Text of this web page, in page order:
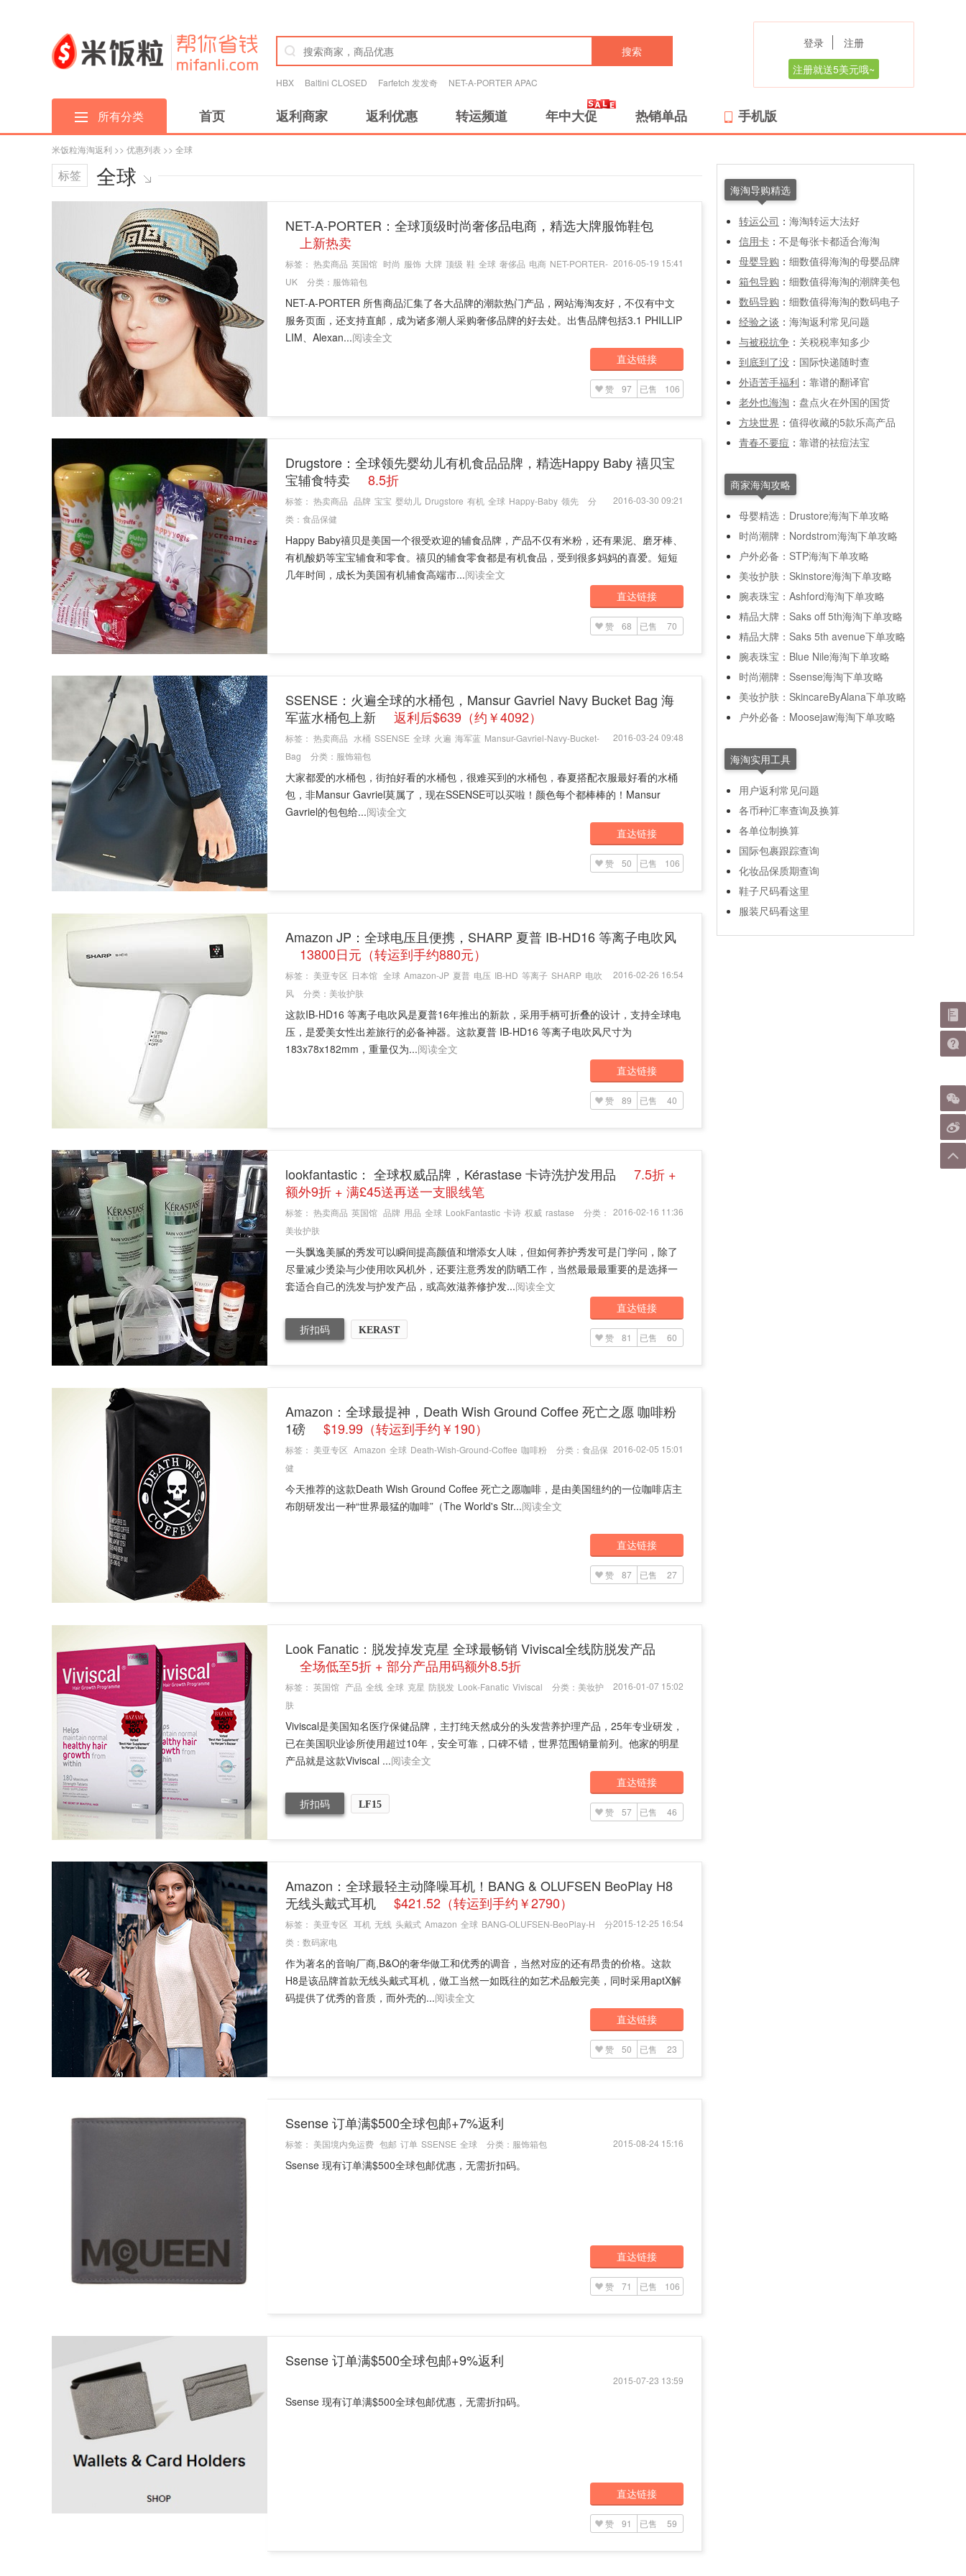
搜索
HBX Baltini CLOSED Farfetch 发发奇 NET-A-PORTER APAC
登录
注册
注册就送5美元哦~
所有分类 首页 返利商家 返利优惠 转运频道 年中大促 热销单品 手机版
米饭粒海淘返利 >> 优惠列表 >> 全球
标签 全球
NET-A-PORTER：全球顶级时尚奢侈品电商，精选大牌服饰鞋包
上新热卖
2016-05-19 15:41
标签： 热卖商品 英国馆 时尚 服饰 大牌 顶级 鞋 全球 奢侈品 电商 NET-PORTER-
UK
分类： 服饰箱包
NET-A-PORTER 所售商品汇集了各大品牌的潮款热门产品，网站海淘友好，不仅有中文
服务页面，还支持直邮，成为诸多潮人采购奢侈品牌的好去处。出售品牌包括3.1 PHILLIP
LIM、Alexan...阅读全文
直达链接
赞 97 已售 106
Drugstore：全球领先婴幼儿有机食品品牌，精选Happy Baby 禧贝宝
宝辅食特卖
8.5折
2016-03-30 09:21
标签： 热卖商品 品牌 宝宝 婴幼儿 Drugstore 有机 全球 Happy-Baby 领先
分
类： 食品保健
Happy Baby禧贝是美国一个很受欢迎的辅食品牌，产品不仅有米粉，还有果泥、磨牙棒、
有机酸奶等宝宝辅食和零食。禧贝的辅食零食都是有机食品，受到很多妈妈的喜爱。短短
几年时间，成长为美国有机辅食高端市...阅读全文
直达链接
赞 68 已售 70
SSENSE：火遍全球的水桶包，Mansur Gavriel Navy Bucket Bag 海
军蓝水桶包上新
返利后$639（约￥4092）
2016-03-24 09:48
标签： 热卖商品 水桶 SSENSE 全球 火遍 海军蓝 Mansur-Gavriel-Navy-Bucket-
Bag
分类： 服饰箱包
大家都爱的水桶包，街拍好看的水桶包，很难买到的水桶包，春夏搭配衣服最好看的水桶
包，非Mansur Gavriel莫属了，现在SSENSE可以买啦！颜色每个都棒棒的！Mansur
Gavriel的包包给...阅读全文
直达链接
赞 50 已售 106
Amazon JP：全球电压且便携，SHARP 夏普 IB-HD16 等离子电吹风
13800日元（转运到手约880元）
2016-02-26 16:54
标签： 美亚专区 日本馆 全球 Amazon-JP 夏普 电压 IB-HD 等离子 SHARP 电吹
风
分类： 美妆护肤
这款IB-HD16 等离子电吹风是夏普16年推出的新款，采用手柄可折叠的设计，支持全球电
压，是爱美女性出差旅行的必备神器。这款夏普 IB-HD16 等离子电吹风尺寸为
183x78x182mm，重量仅为...阅读全文
直达链接
赞 89 已售 40
lookfantastic： 全球权威品牌，Kérastase ​卡诗洗护发用品
7.5折 +
额外9折 + 满£45送再送一支眼线笔
2016-02-16 11:36
标签： 热卖商品 英国馆 品牌 用品 全球 LookFantastic 卡诗 权威 rastase
分类：
美妆护肤
一头飘逸美腻的秀发可以瞬间提高颜值和增添女人味，但如何养护秀发可是门学问，除了
尽量减少烫染与少使用吹风机外，还要注意秀发的防晒工作，当然最最最重要的是选择一
套适合自己的洗发与护发产品，或高效滋养修护发...阅读全文
折扣码 KERAST
直达链接
赞 81 已售 60
Amazon：全球最提神，Death Wish Ground Coffee 死亡之愿 咖啡粉
1磅
$19.99（转运到手约￥190）
2016-02-05 15:01
标签： 美亚专区 Amazon 全球 Death-Wish-Ground-Coffee 咖啡粉 分类： 食品保
健
今天推荐的这款Death Wish Ground Coffee 死亡之愿咖啡，是由美国纽约的一位咖啡店主
布朗研发出一种“世界最猛的咖啡”（The World's Str...阅读全文
直达链接
赞 87 已售 27
Look Fanatic：脱发掉发克星 全球最畅销 Viviscal全线防脱发产品
全场低至5折 + 部分产品用码额外8.5折
2016-01-07 15:02
标签： 英国馆 产品 全线 全球 克星 防脱发 Look-Fanatic Viviscal 分类： 美妆护
肤
Viviscal是美国知名医疗保健品牌，主打纯天然成分的头发营养护理产品，25年专业研发，
已在美国职业诊所使用超过10年，安全可靠，口碑不错，世界范围销量前列。他家的明星
产品就是这款Viviscal ...阅读全文
折扣码 LF15
直达链接
赞 57 已售 46
Amazon：全球最轻主动降噪耳机！BANG & OLUFSEN BeoPlay H8
无线头戴式耳机
$421.52（转运到手约￥2790）
2015-12-25 16:54
标签： 美亚专区 耳机 无线 头戴式 Amazon 全球 BANG-OLUFSEN-BeoPlay-H
分
类： 数码家电
作为著名的音响厂商,B&O的奢华做工和优秀的调音，当然对应的还有昂贵的价格。这款
H8是该品牌首款无线头戴式耳机，做工当然一如既往的如艺术品般完美，同时采用aptX解
码提供了优秀的音质，而外壳的...阅读全文
直达链接
赞 50 已售 23
Ssense 订单满$500全球包邮+7%返利
2015-08-24 15:16
标签： 美国境内免运费 包邮 订单 SSENSE 全球 分类： 服饰箱包
Ssense 现有订单满$500全球包邮优惠，无需折扣码。
直达链接
赞 71 已售 106
Ssense 订单满$500全球包邮+9%返利
2015-07-23 13:59
Ssense 现有订单满$500全球包邮优惠，无需折扣码。
直达链接
赞 91 已售 59
海淘导购精选
转运公司 ： 海淘转运大法好
信用卡 ： 不是每张卡都适合海淘
母婴导购 ： 细数值得海淘的母婴品牌
箱包导购 ： 细数值得海淘的潮牌美包
数码导购 ： 细数值得海淘的数码电子
经验之谈 ： 海淘返利常见问题
与被税抗争 ： 关税税率知多少
到底到了没 ： 国际快递随时查
外语苦手福利 ： 靠谱的翻译官
老外也海淘 ： 盘点火在外国的国货
方块世界 ： 值得收藏的5款乐高产品
青春不要痘 ： 靠谱的祛痘法宝
商家海淘攻略
母婴精选：Drustore海淘下单攻略
时尚潮牌：Nordstrom海淘下单攻略
户外必备：STP海淘下单攻略
美妆护肤：Skinstore海淘下单攻略
腕表珠宝：Ashford海淘下单攻略
精品大牌：Saks off 5th海淘下单攻略
精品大牌：Saks 5th avenue下单攻略
腕表珠宝：Blue Nile海淘下单攻略
时尚潮牌：Ssense海淘下单攻略
美妆护肤：SkincareByAlana下单攻略
户外必备：Moosejaw海淘下单攻略
海淘实用工具
用户返利常见问题
各币种汇率查询及换算
各单位制换算
国际包裹跟踪查询
化妆品保质期查询
鞋子尺码看这里
服装尺码看这里